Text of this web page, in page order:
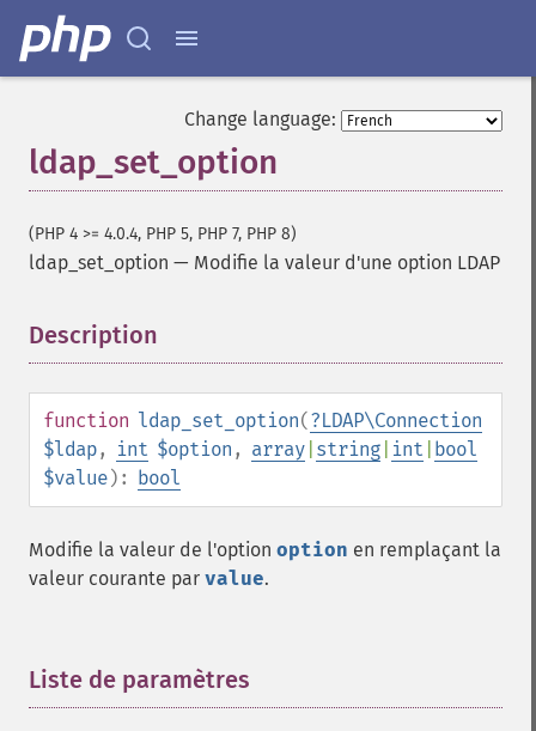
Change language:
ldap_set_option
(PHP 4 >= 4.0.4, PHP 5, PHP 7, PHP 8)
ldap_set_option — Modifie la valeur d'une option LDAP
Description
function ldap_set_option(?LDAP\Connection
$ldap, int $option , array string int bool
$value): bool
Modifie la valeur de l'option option en remplaçant la
valeur courante par value.
Liste de paramètres